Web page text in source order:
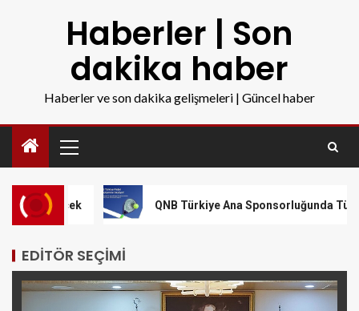
Haberler | Son
dakika haber
Haberler ve son dakika gelişmeleri | Güncel haber
QNB Türkiye Ana Sponsorluğunda Türkiye’nin İlk
EDITÖR SEÇIMI